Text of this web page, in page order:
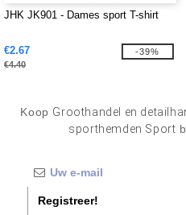
JHK JK901 - Dames sport T-shirt
€2.67
€4.40
-39%
Koop Groothandel en
sporthemden Sport
Registreer!